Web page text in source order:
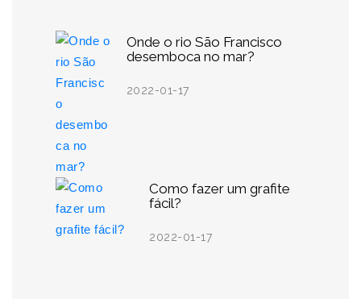
Onde o rio São Francisco
desemboca no mar?
2022-01-17
Como fazer um grafite
fácil?
2022-01-17